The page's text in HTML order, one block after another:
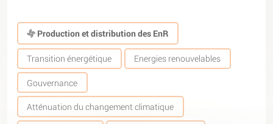
Production et distribution des EnR
Transition énergétique Energies renouvelables
Gouvernance
Atténuation du changement climatique